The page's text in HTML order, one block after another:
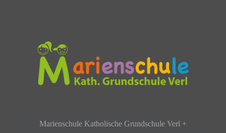
Marienschule Katholische Grundschule Verl +